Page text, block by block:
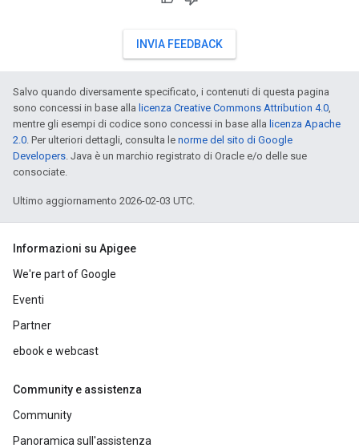
INVIA FEEDBACK
Salvo quando diversamente specificato, i contenuti di questa pagina
sono concessi in base alla licenza Creative Commons Attribution 4.0,
mentre gli esempi di codice sono concessi in base alla licenza Apache
2.0. Per ulteriori dettagli, consulta le norme del sito di Google
Developers. Java è un marchio registrato di Oracle e/o delle sue
consociate.
Ultimo aggiornamento 2026-02-03 UTC.
Informazioni su Apigee
We're part of Google
Eventi
Partner
ebook e webcast
Community e assistenza
Community
Panoramica sull'assistenza